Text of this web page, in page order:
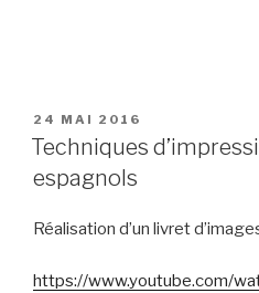
PUBLIÉ
LE
24 MAI 2016
Techniques
espagnols
Réalisation d’un livret
https://www.youtube.com/